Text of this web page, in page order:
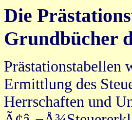
Die
Grundbücher
Prästationstabellen
Ermittlung des
Herrschaften und